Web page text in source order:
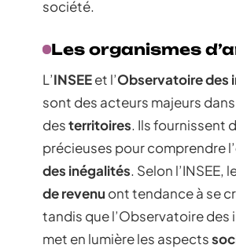
société.
Les organismes
L’INSEEet l’Observatoire des
sont des acteurs majeurs dans
desterritoires. Ils fournissent
précieuses pour comprendre l’
des inégalités. Selon l’INSEE,
de revenu ont tendance à se
tandis que l’Observatoire des
met en lumière les aspects